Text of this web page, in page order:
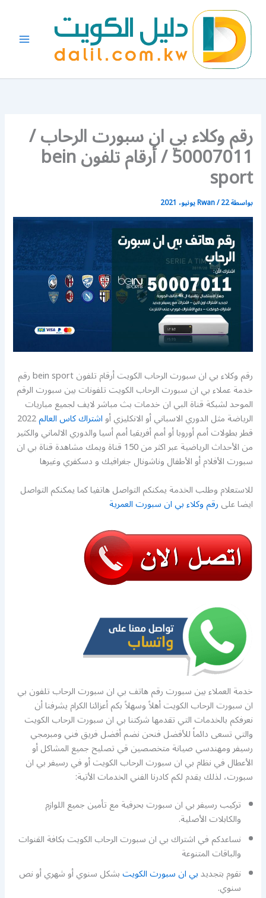
المحتوى
رقم وكلاء بي ان سبورت الرحاب /
50007011 / أرقام تلفون bein
sport
بواسطة Rwan/22 يونيو، 2021
رقم وكلاء بي ان سبورت الرحاب الكويت أرقام تلفون bein sport رقم
خدمة عملاء بي ان سبورت الرحاب الكويت تلفونات بين سبورت الرقم
الموحد لشبكة قناة البي ان خدمات بث مباشر لايف لجميع مباريات
الرياضة مثل الدوري الاسباني أو الانكليزي أواشتراك كاس العالم2022
قطر بطولات أمم أوروبا أو أمم أفريقيا أمم أسيا والدوري الالماني والكثير
من الأحداث الرياضية عبر اكثر من 150 قناة ويمك مشاهدة قناة بي ان
سبورت الأفلام أو الأطفال وناشونال جغرافيك و دسكفري وغيرها
للاستعلام وطلب الخدمة يمكنكم التواصل هاتفيا كما يمكنكم التواصل
ايضا علىرقم وكلاء بي ان سبورت العمرية
خدمة العملاء بين سبورت رقم هاتف بي ان سبورت الرحاب تلفون بي
ان سبورت الرحاب الكويت أهلاً وسهلاً بكم أعزائنا الكرام يشرفنا أن
نعرفكم بالخدمات التي تقدمها شركتنا بي ان سبورت الرحاب الكويت
والتي تسعى دائماً للأفضل فنحن نضم أفضل فريق فني ومبرمجي
رسيفر ومهندسي صيانة متخصصين قي تصليح جميع المشاكل أو
الأعطال في نظام بي ان سبورت الرحاب الكويت أو في رسيفر بي ان
سبورت، لذلك يقدم لكم كادرنا الفني الخدمات الأتية:
تركيب رسيفر بي ان سبورت بحرفية مع تأمين جميع اللوازم
والكابلات الأصلية.
نساعدكم في اشتراك بي ان سبورت الرحاب الكويت بكافة القنوات
والباقات المتنوعة
نقوم بتجديدبي ان سبورت الكويتبشكل سنوي أو شهري أو نص
سنوي.